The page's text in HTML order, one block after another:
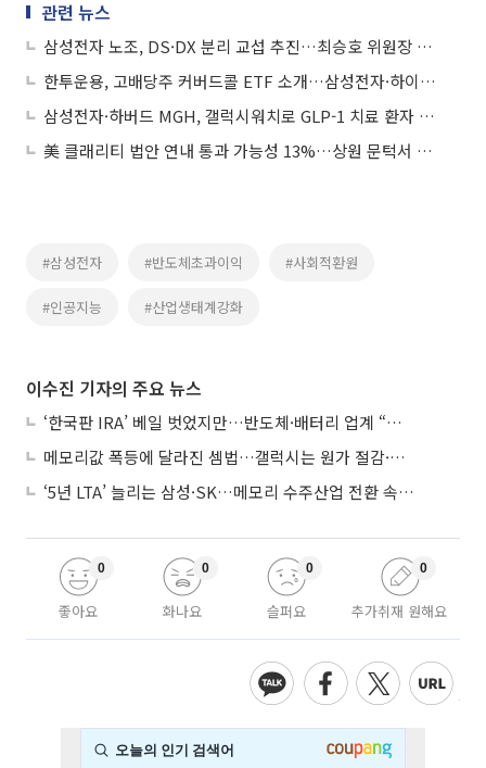
관련 뉴스
삼성전자 노조, DS·DX 분리 교섭 추진…최승호 위원장 재신임 총회도
한투운용, 고배당주 커버드콜 ETF 소개…삼성전자·하이닉스 편입
삼성전자·하버드 MGH, 갤럭시워치로 GLP-1 치료 환자 추적 연구
美 클래리티 법안 연내 통과 가능성 13%…상원 문턱서 제동
#삼성전자 #반도체초과이익 #사회적환원
#인공지능 #산업생태계강화
이수진 기자의 주요 뉴스
‘한국판 IRA’ 베일 벗었지만…반도체·배터리 업계 “시행령이 관건”
메모리값 폭등에 달라진 셈법…갤럭시는 원가 절감·아이폰은 서비스 확대
‘5년 LTA’ 늘리는 삼성·SK…메모리 수주산업 전환 속 다른 셈법
좋아요
0
화나요
0
슬퍼요
0
추가취재 원해요
0